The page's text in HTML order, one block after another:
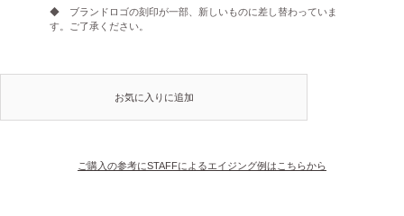
◆ ブランドロゴの刻印が一部、新しいものに差し替わっていま
す。ご了承ください。
お気に入りに追加
ご購入の参考にSTAFFによるエイジング例はこちらから